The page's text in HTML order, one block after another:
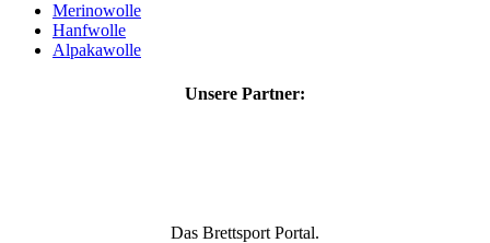
Merinowolle
Hanfwolle
Alpakawolle
Unsere Partner:
Das Brettsport Portal.